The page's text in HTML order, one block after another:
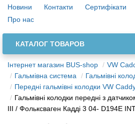
Новини
Контакти Сертифікати
Про нас
КАТАЛОГ ТОВАРОВ
Інтернет магазин BUS-shop
VW
Гальмівна система
Гальмівні
Передні гальмівні колодки VW
Гальмівні колодки передні з
III / Фольксваген Кадді 3 04- D194E